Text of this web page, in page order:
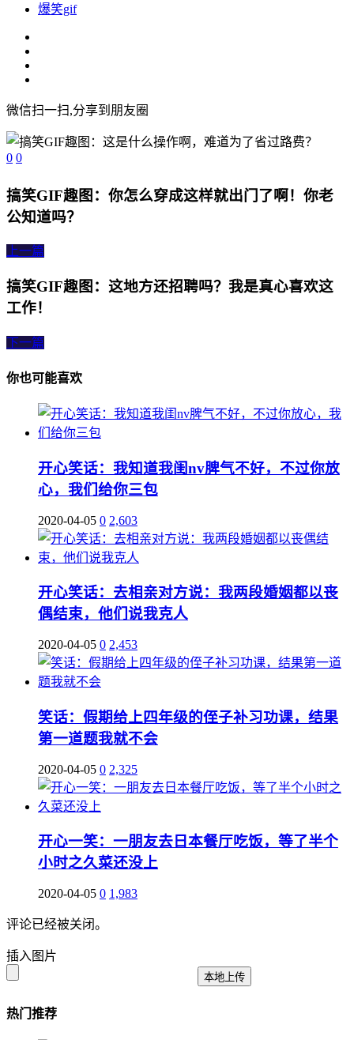
爆笑gif
微信扫一扫,分享到朋友圈
0 0
搞笑GIF趣图：你怎么穿成这样就出门了啊！你老
公知道吗？
上一篇
搞笑GIF趣图：这地方还招聘吗？我是真心喜欢这
工作！
下一篇
你也可能喜欢
开心笑话：我知道我闺nv脾气不好，不过你放
心，我们给你三包
2020-04-05 0 2,603
开心笑话：去相亲对方说：我两段婚姻都以丧
偶结束，他们说我克人
2020-04-05 0 2,453
笑话：假期给上四年级的侄子补习功课，结果
第一道题我就不会
2020-04-05 0 2,325
开心一笑：一朋友去日本餐厅吃饭，等了半个
小时之久菜还没上
2020-04-05 0 1,983
评论已经被关闭。
插入图片
本地上传
热门推荐